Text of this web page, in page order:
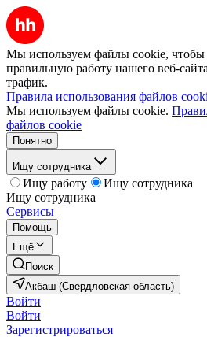
Мы используем файлы cookie, чтобы
правильную работу нашего веб-
трафик.
Правила использования файлов
Мы используем файлы cookie.
файлов cookie
Понятно
Ищу сотрудника
Ищу работу
Ищу сотрудника
Ищу сотрудника
Сервисы
Помощь
Ещё
Поиск
Акбаш (Свердловская область)
Войти
Войти
Зарегистрироваться